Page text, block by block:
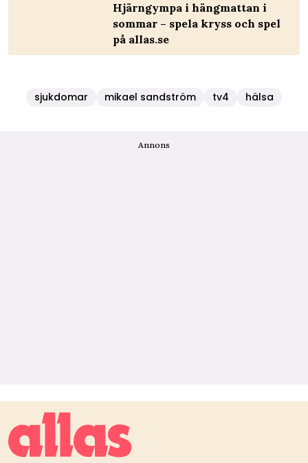
Hjärngympa i hängmattan i
sommar – spela kryss och spel
på allas.se
sjukdomar mikael sandström tv4 hälsa
Annons